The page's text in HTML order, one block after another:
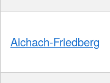
Aichach-Friedberg